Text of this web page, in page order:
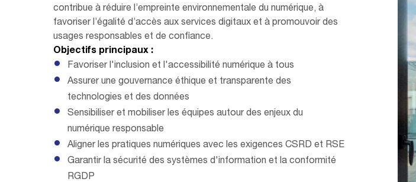
contribue à réduire l’empreinte environnementale du numérique, à
favoriser l’égalité d’accès aux services digitaux et à promouvoir des
usages responsables et de confiance.
Objectifs principaux :
Favoriser l'inclusion et l'accessibilité numérique à tous
Assurer une gouvernance éthique et transparente des
technologies et des données
Sensibiliser et mobiliser les équipes autour des enjeux du
numérique responsable
Aligner les pratiques numériques avec les exigences CSRD et RSE
Garantir la sécurité des systèmes d'information et la conformité
RGDP